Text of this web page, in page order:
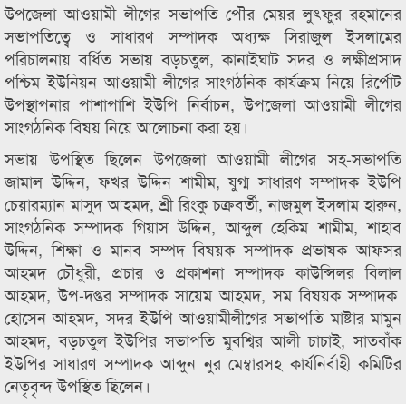
উপজেলা আওয়ামী লীগের সভাপতি পৌর মেয়র লুৎফুর রহমানের
সভাপতিত্বে ও সাধারণ সম্পাদক অধ্যক্ষ সিরাজুল ইসলামের
পরিচালনায় বর্ধিত সভায় বড়চতুল, কানাইঘাট সদর ও লক্ষীপ্রসাদ
পশ্চিম ইউনিয়ন আওয়ামী লীগের সাংগঠনিক কার্যক্রম নিয়ে রির্পোট
উপস্থাপনার পাশাপাশি ইউপি নির্বাচন, উপজেলা আওয়ামী লীগের
সাংগঠনিক বিষয় নিয়ে আলোচনা করা হয়।
সভায় উপস্থিত ছিলেন উপজেলা আওয়ামী লীগের সহ-সভাপতি
জামাল উদ্দিন, ফখর উদ্দিন শামীম, যুগ্ম সাধারণ সম্পাদক ইউপি
চেয়ারম্যান মাসুদ আহমদ, শ্রী রিংকু চক্রবর্তী, নাজমুল ইসলাম হারুন,
সাংগঠনিক সম্পাদক গিয়াস উদ্দিন, আব্দুল হেকিম শামীম, শাহাব
উদ্দিন, শিক্ষা ও মানব সম্পদ বিষয়ক সম্পাদক প্রভাষক আফসর
আহমদ চৌধুরী, প্রচার ও প্রকাশনা সম্পাদক কাউন্সিলর বিলাল
আহমদ, উপ-দপ্তর সম্পাদক সায়েম আহমদ, সম বিষয়ক সম্পাদক
হোসেন আহমদ, সদর ইউপি আওয়ামীলীগের সভাপতি মাষ্টার মামুন
আহমদ, বড়চতুল ইউপির সভাপতি মুবশ্বির আলী চাচাই, সাতবাঁক
ইউপির সাধারণ সম্পাদক আব্দুন নুর মেম্বারসহ কার্যনির্বাহী কমিটির
নেতৃবৃন্দ উপস্থিত ছিলেন।